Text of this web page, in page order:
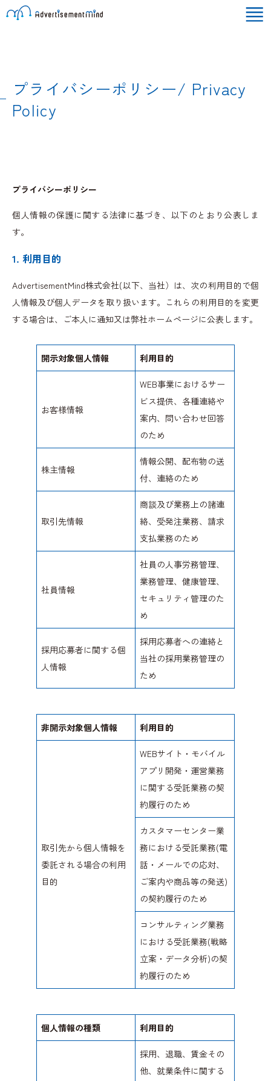
プライバシーポリシー/ Privacy
Policy
プライバシーポリシー
個人情報の保護に関する法律に基づき、以下のとおり公表しま
す。
1. 利用目的
AdvertisementMind株式会社(以下、当社）は、次の利用目的で個
人情報及び個人データを取り扱います。これらの利用目的を変更
する場合は、ご本人に通知又は弊社ホームページに公表します。
開示対象個人情報 利用目的
お客様情報
WEB事業におけるサー
ビス提供、各種連絡や
案内、問い合わせ回答
のため
株主情報
情報公開、配布物の送
付、連絡のため
取引先情報
商談及び業務上の諸連
絡、受発注業務、請求
支払業務のため
社員情報
社員の人事労務管理、
業務管理、健康管理、
セキュリティ管理のた
め
採用応募者に関する個
人情報
採用応募者への連絡と
当社の採用業務管理の
ため
非開示対象個人情報 利用目的
取引先から個人情報を
委託される場合の利用
目的
WEBサイト・モバイル
アプリ開発・運営業務
に関する受託業務の契
約履行のため
カスタマーセンター業
務における受託業務(電
話・メールでの応対、
ご案内や商品等の発送)
の契約履行のため
コンサルティング業務
における受託業務(戦略
立案・データ分析)の契
約履行のため
個人情報の種類 利用目的
採用、退職、賃金その
他、就業条件に関する